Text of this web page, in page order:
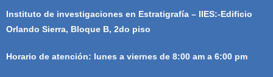
Instituto de investigaciones en Estratigrafía – IIES:-Edificio
Orlando Sierra, Bloque B, 2do piso
Horario de atención: lunes a viernes de 8:00 am a 6:00 pm